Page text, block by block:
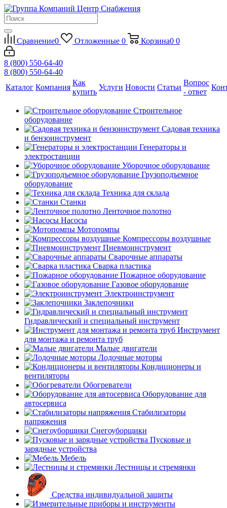
Сравнение0 Отложенные 0 Корзина0 0
8 (800) 550-64-40
8 (800) 550-64-40
Каталог Компания
Как
купить
Услуги Новости Статьи
Вопрос
- ответ
Строительное
оборудование
Садовая техника
и бензоинструмент
Генераторы и
электростанции
Уборочное оборудование
Грузоподъемное
оборудование
Техника для склада
Станки
Ленточное полотно
Насосы
Мотопомпы
Компрессоры воздушные
Пневмоинструмент
Сварочные аппараты
Сварка пластика
Пожарное оборудование
Газовое оборудование
Электроинструмент
Заклепочники
Гидравлический и специальный инструмент
Инструмент
для монтажа и ремонта труб
Малые двигатели
Лодочные моторы
Кондиционеры и
вентиляторы
Обогреватели
Оборудование для
автосервиса
Стабилизаторы
напряжения
Снегоуборщики
Пусковые и
зарядные устройства
Мебель
Лестницы и стремянки
Средства индивидуальной защиты